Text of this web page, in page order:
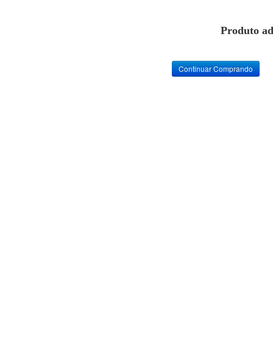
Produto
Continuar Comprando